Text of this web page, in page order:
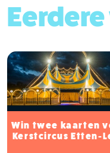
Win twee kaarten
Kerstcircus Etten-